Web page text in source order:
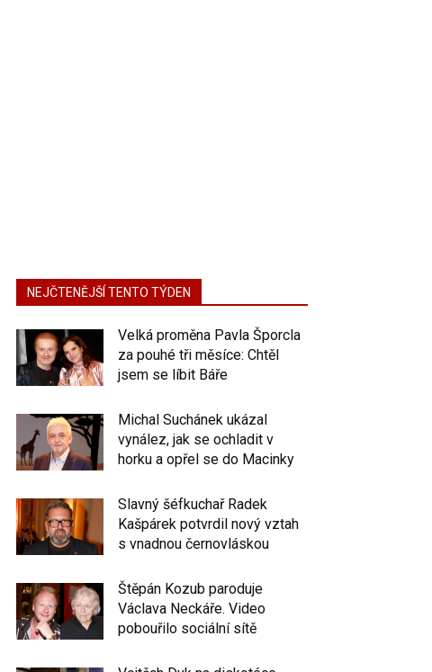
NEJČTENĚJŠÍ TENTO TÝDEN
Velká proměna Pavla Šporcla
za pouhé tři měsíce: Chtěl
jsem se líbit Báře
Michal Suchánek ukázal
vynález, jak se ochladit v
horku a opřel se do Macinky
Slavný šéfkuchař Radek
Kašpárek potvrdil nový vztah
s vnadnou černovláskou
Štěpán Kozub paroduje
Václava Neckáře. Video
pobouřilo sociální sítě